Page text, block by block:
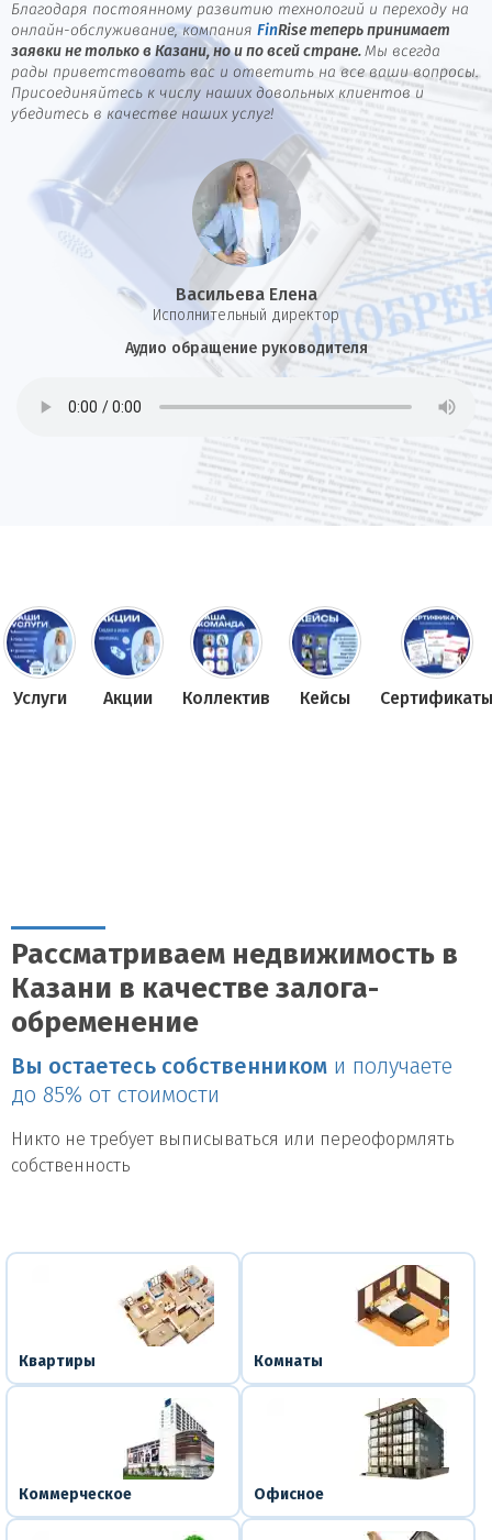
Благодаря постоянному развитию технологий и переходу на
онлайн-обслуживание, компания FinRise теперь принимает
заявки не только в Казани, но и по всей стране. Мы всегда
рады приветствовать вас и ответить на все ваши вопросы.
Присоединяйтесь к числу наших довольных клиентов и
убедитесь в качестве наших услуг!
Васильева Елена
И сполнительный директор
Аудио обращение руководителя
Услуги Акции Коллектив Кейсы Сертификаты
Рассматриваем недвижимость в
Казани в качестве залога-
обременение
Вы остаетесь собственником и получаете
до 85% от стоимости
Никто не требует выписываться или переоформлять
собственность
Квартиры Комнаты
Коммерческое Офисное